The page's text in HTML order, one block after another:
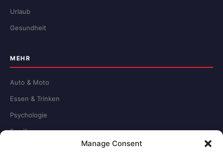
Manage Consent
Urlaub
Gesundheit
MEHR
Auto & Moto
Essen & Trinken
Psychologie
Familie